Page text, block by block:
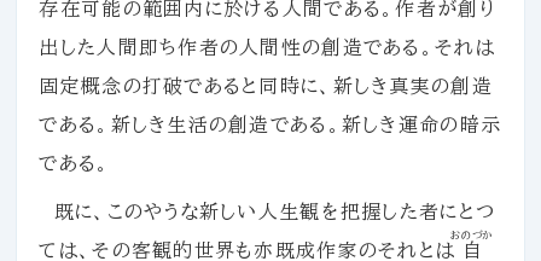
存在可能の範囲内に於ける人間である。作者が創り
出した人間即ち作者の人間性の創造である。それは
固定概念の打破であると同時に、新しき真実の創造
である。新しき生活の創造である。新しき運命の暗示
である。
既に、このやうな新しい人生観を把握した者にとつ
ては、その客観的世界も亦既成作家のそれとは
自
おのづか